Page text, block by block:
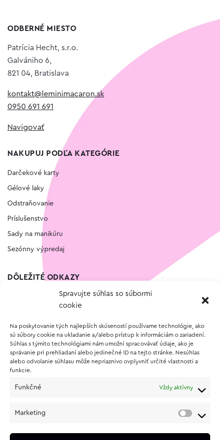
Spravujte súhlas so súbormi
cookie
Na poskytovanie tých najlepších skúseností používame technológie, ako
sú súbory cookie na ukladanie a/alebo prístup k informáciám o zariadení.
Súhlas s týmito technológiami nám umožní spracovávať údaje, ako je
správanie pri prehliadaní alebo jedinečné ID na tejto stránke. Nesúhlas
alebo odvolanie súhlasu môže nepriaznivo ovplyvniť určité vlastnosti a
funkcie.
Funkčné Vždy aktívny
Marketing
ODBERNÉ MIESTO
Patrícia Hecht, s.r.o.
Galvániho 6,
821 04, Bratislava
kontakt@leminimacaron.sk
0950 691 691
Navigovať
NAKUPUJ PODĽA KATEGÓRIE
Darčekové karty
Gélové laky
Odstraňovanie
Príslušenstvo
Sady na manikúru
Sezónny výpredaj
DÔLEŽITÉ ODKAZY
Vernostný program
O NÁKUPE
Vrátenie a reklamácia tovaru